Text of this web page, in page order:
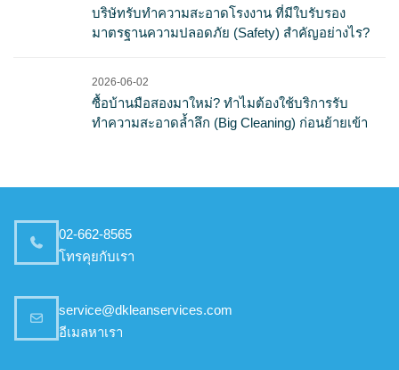
บริษัทรับทำความสะอาดโรงงาน ที่มีใบรับรอง
มาตรฐานความปลอดภัย (Safety) สำคัญอย่างไร?
2026-06-02
ซื้อบ้านมือสองมาใหม่? ทำไมต้องใช้บริการรับ
ทำความสะอาดล้ำลึก (Big Cleaning) ก่อนย้ายเข้า
02-662-8565
โทรคุยกับเรา
service@dkleanservices.com
อีเมลหาเรา